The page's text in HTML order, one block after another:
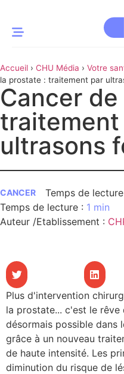
MOMENT
Innovation
& patrimoine Patient
nous
ce qu’un CHU ?
des CHU
articles
santé
Accueil › CHU Média › Votre
la prostate : traitement par
Cancer
ultrasons
CANCER
1 min
Auteur /Etablissement :
Plus d'intervention
la prostate... c'est le
désormais possible dans
grâce à un nouveau
de haute intensité. Les
diminution du risque de